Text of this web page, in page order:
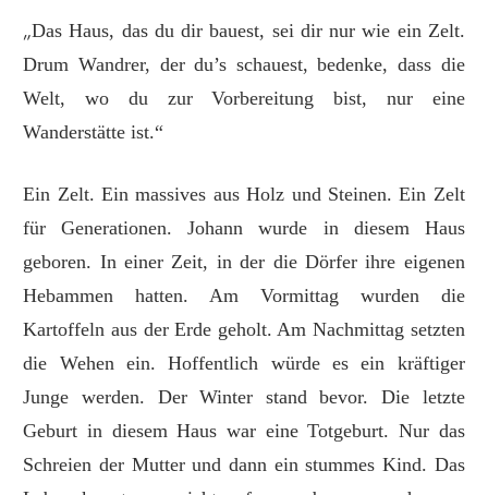
„Das Haus, das du dir bauest, sei dir nur wie ein Zelt.
Drum Wandrer, der du’s schauest, bedenke, dass die
Welt, wo du zur Vorbereitung bist, nur eine
Wanderstätte ist.“
Ein Zelt. Ein massives aus Holz und Steinen. Ein Zelt
für Generationen. Johann wurde in diesem Haus
geboren. In einer Zeit, in der die Dörfer ihre eigenen
Hebammen hatten. Am Vormittag wurden die
Kartoffeln aus der Erde geholt. Am Nachmittag setzten
die Wehen ein. Hoffentlich würde es ein kräftiger
Junge werden. Der Winter stand bevor. Die letzte
Geburt in diesem Haus war eine Totgeburt. Nur das
Schreien der Mutter und dann ein stummes Kind. Das